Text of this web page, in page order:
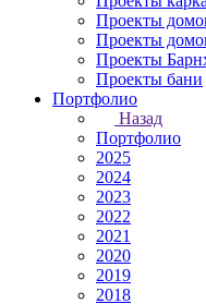
Проекты
Проекты
Проекты
Проекты бани
Портфолио
Назад
Портфолио
2025
2024
2023
2022
2021
2020
2019
2018